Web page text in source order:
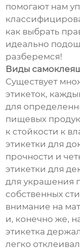
помогают нам
как выбрать
идеально
разберемся!
Виды
Существует
этикеток,
для
пищевых
к стойкости к
этикетки для
прочности и
этикетки для
для украшения
собственных
внимание на
и, конечно же,
этикетка
легко